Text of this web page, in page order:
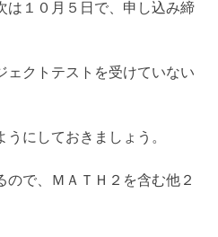
は１０月５日で、申し込み締
ェクトテストを受けていない
にしておきましょう。
ので、ＭＡＴＨ２を含む他２